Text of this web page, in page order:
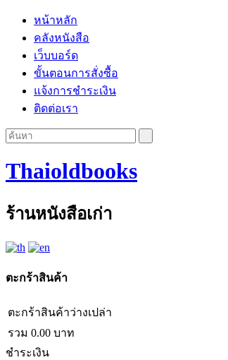
หน้าหลัก
คลังหนังสือ
เว็บบอร์ด
ขั้นตอนการสั่งซื้อ
แจ้งการชำระเงิน
ติดต่อเรา
Thaioldbooks
ร้านหนังสือเก่า
ตะกร้าสินค้า
ตะกร้าสินค้าว่างเปล่า
รวม 0.00 บาท
ชำระเงิน